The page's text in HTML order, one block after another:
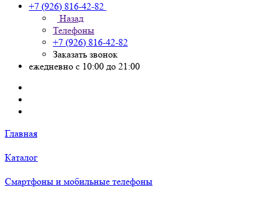
+7 (926) 816-42-82
Назад
Телефоны
+7 (926) 816-42-82
Заказать звонок
ежедневно с 10:00 до 21:00
Главная
Каталог
Смартфоны и мобильные телефоны